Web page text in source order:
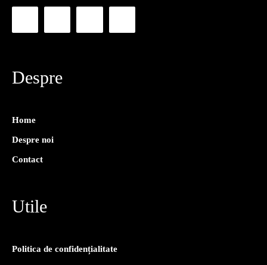
Despre
Home
Despre noi
Contact
Utile
Politica de confidențialitate